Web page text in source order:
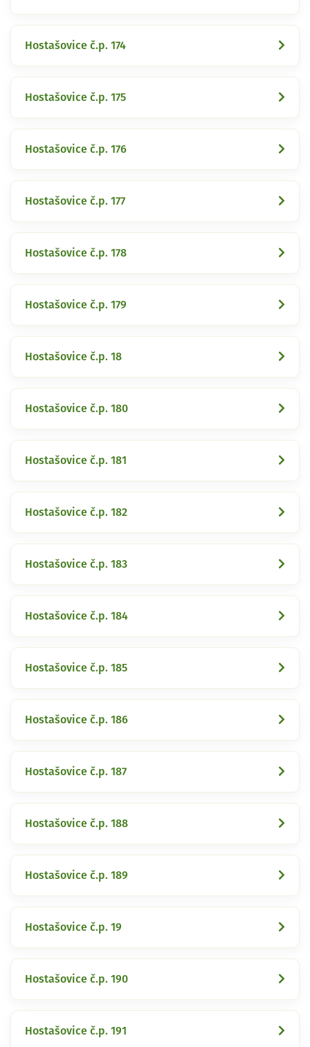
Hostašovice č.p. 174
Hostašovice č.p. 175
Hostašovice č.p. 176
Hostašovice č.p. 177
Hostašovice č.p. 178
Hostašovice č.p. 179
Hostašovice č.p. 18
Hostašovice č.p. 180
Hostašovice č.p. 181
Hostašovice č.p. 182
Hostašovice č.p. 183
Hostašovice č.p. 184
Hostašovice č.p. 185
Hostašovice č.p. 186
Hostašovice č.p. 187
Hostašovice č.p. 188
Hostašovice č.p. 189
Hostašovice č.p. 19
Hostašovice č.p. 190
Hostašovice č.p. 191